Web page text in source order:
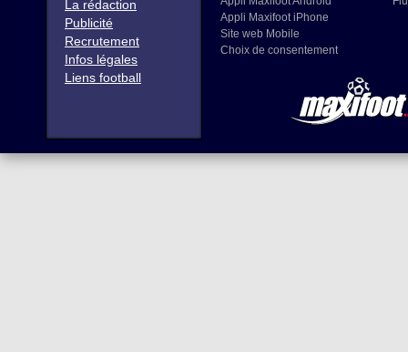
La rédaction
Publicité
Recrutement
Infos légales
Liens football
Appli Maxifoot iPhone
Site web Mobile
Choix de consentement